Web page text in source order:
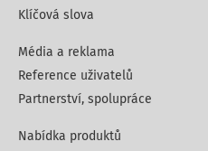
Klíčová slova
Média a reklama
Reference uživatelů
Partnerství, spolupráce
Nabídka produktů